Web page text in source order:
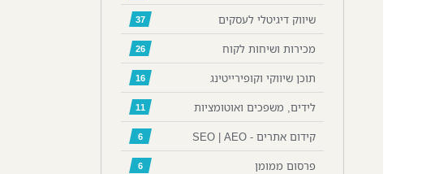
שיווק דיגיטלי לעסקים 37
מכירות ושיחות לקוח 26
תוכן שיווקי וקופירייטינג 16
לידים, משפכים ואוטומציות 11
קידום אתרים - SEO | AEO 6
פרסום ממומן 6